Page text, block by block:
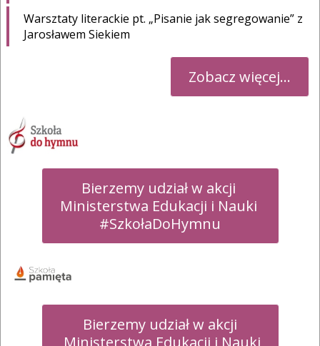
Warsztaty literackie pt. „Pisanie jak segregowanie” z
Jarosławem Siekiem
Zobacz więcej...
Bierzemy udział w akcji
Ministerstwa Edukacji i Nauki
#SzkołaDoHymnu
Bierzemy udział w akcji